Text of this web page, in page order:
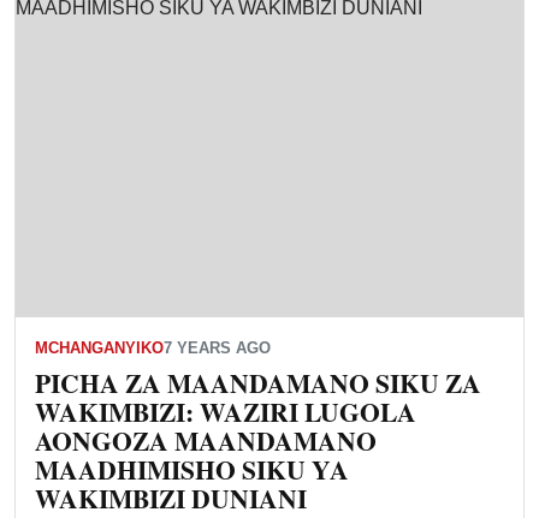
MCHANGANYIKO7 YEARS AGO
PICHA ZA MAANDAMANO SIKU ZA
WAKIMBIZI: WAZIRI LUGOLA
AONGOZA MAANDAMANO
MAADHIMISHO SIKU YA
WAKIMBIZI DUNIANI